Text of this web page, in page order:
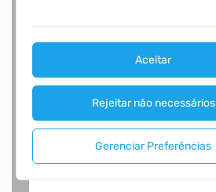
Aceitar
Rejeitar não necessários
Gerenciar Preferências